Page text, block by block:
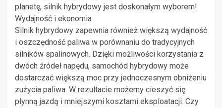
planetę, silnik hybrydowy jest doskonałym wyborem!
Wydajność i ekonomia
Silnik hybrydowy zapewnia również większą wydajność
i oszczędność paliwa w porównaniu do tradycyjnych
silników spalinowych. Dzięki możliwości korzystania z
dwóch źródeł napędu, samochód hybrydowy może
dostarczać większą moc przy jednoczesnym obniżeniu
zużycia paliwa. W rezultacie możemy cieszyć się
płynną jazdą i mniejszymi kosztami eksploatacji. Czy